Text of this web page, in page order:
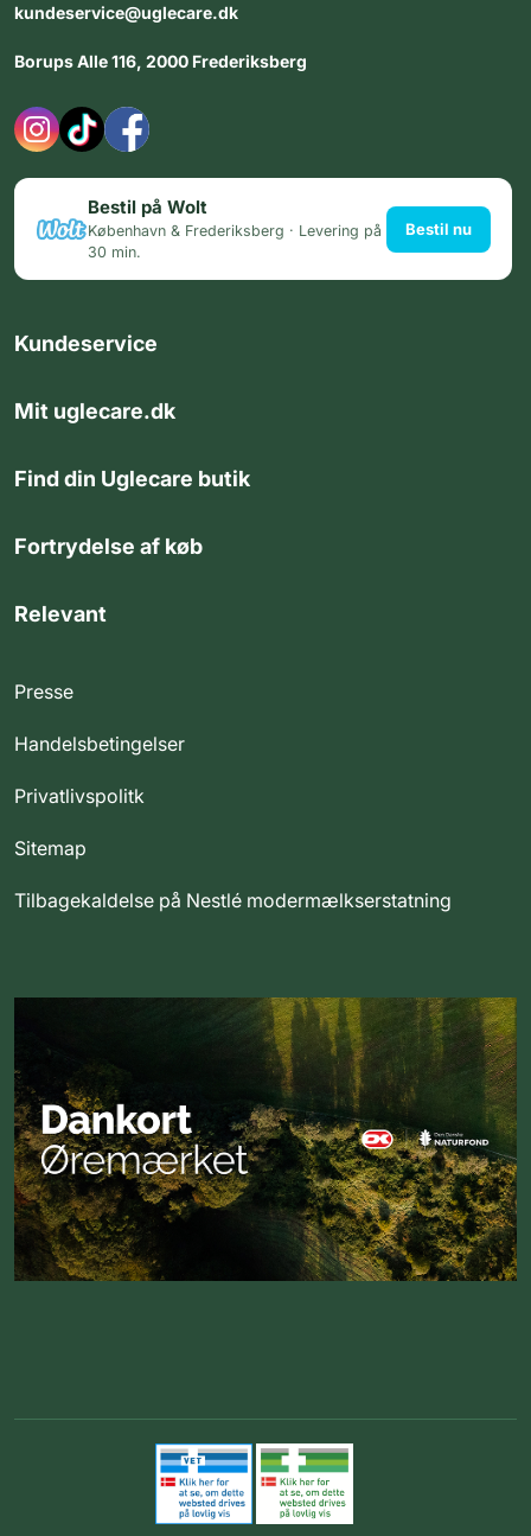
kundeservice@uglecare.dk
Borups Alle 116, 2000 Frederiksberg
Bestil på Wolt
København & Frederiksberg · Levering på
30 min.
Bestil nu
Kundeservice
Mit uglecare.dk
Find din Uglecare butik
Fortrydelse af køb
Relevant
Presse
Handelsbetingelser
Privatlivspolitk
Sitemap
Tilbagekaldelse på Nestlé modermælkserstatning